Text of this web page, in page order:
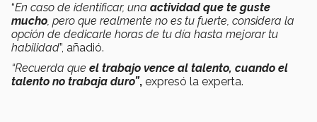
“En caso de identificar, una actividad que te guste
mucho, pero que realmente no es tu fuerte, considera la
opción de dedicarle horas de tu día hasta mejorar tu
habilidad”, añadió.
“Recuerda que el trabajo vence al talento, cuando el
talento no trabaja duro”, expresó la experta.